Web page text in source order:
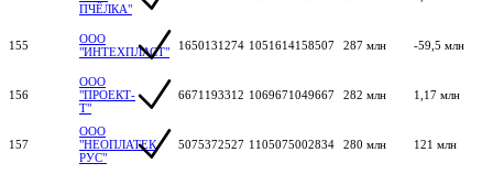
ПЧЁЛКА"
155
ООО
"ИНТЕХПЛАСТ"
1650131274 1051614158507 287 млн -59,5 млн
156
ООО
"ПРОЕКТ-
Т"
6671193312 1069671049667 282 млн 1,17 млн
157
ООО
"НЕОПЛАТЕК
РУС"
5075372527 1105075002834 280 млн 121 млн